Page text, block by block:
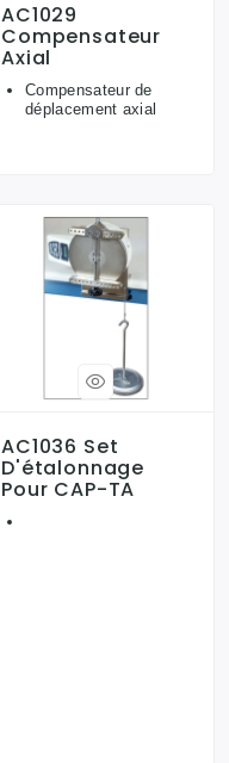
AC1029
Compensateur
Axial
Compensateur de
déplacement axial
AC1036 Set
D'étalonnage
Pour CAP-TA